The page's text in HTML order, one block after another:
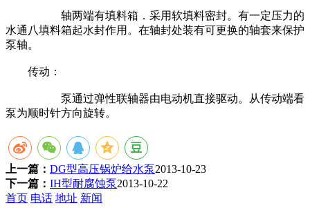
轴两端有填料箱．采用软填料密封。有一定压力的
水通八填料箱起水封作用。在轴封处装有可更换的轴套来保护
泵轴。
传动：
泵通过弹性联轴器由电动机直接驱动。从传动端看
泵为顺时针方向旋转。
上一篇： DG型高压锅炉给水泵2013-10-23
下一篇： IH型耐腐蚀泵2013-10-22
首页 电话 地址 新闻